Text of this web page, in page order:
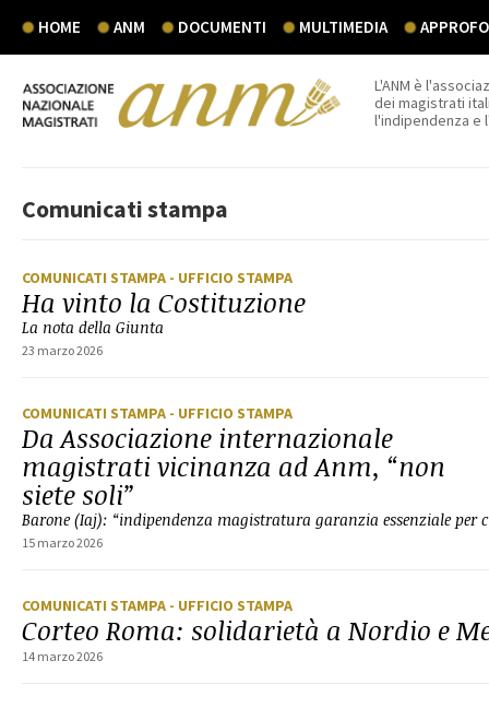
HOME ANM DOCUMENTI MULTIMEDIA
L'ANM è
dei magistrati
l'indipendenza e
Comunicati stampa
COMUNICATI STAMPA - UFFICIO STAMPA
Ha vinto la Costituzione
La nota della Giunta
23 marzo 2026
COMUNICATI STAMPA - UFFICIO STAMPA
Da Associazione internazionale
magistrati vicinanza ad Anm, “non
siete soli”
Barone (Iaj): “indipendenza magistratura garanzia essenziale per
15 marzo 2026
COMUNICATI STAMPA - UFFICIO STAMPA
Corteo Roma: solidarietà a Nordio e
14 marzo 2026